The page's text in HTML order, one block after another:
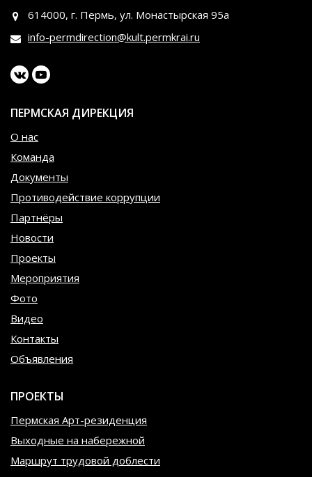
614000, г. Пермь, ул. Монастырская 95а
info-permdirection@kult.permkrai.ru
ПЕРМСКАЯ ДИРЕКЦИЯ
О нас
Команда
Документы
Противодействие коррупции
Партнёры
Новости
Проекты
Мероприятия
Фото
Видео
Контакты
Объявления
ПРОЕКТЫ
Пермская Арт-резиденция
Выходные на набережной
Маршрут трудовой доблести